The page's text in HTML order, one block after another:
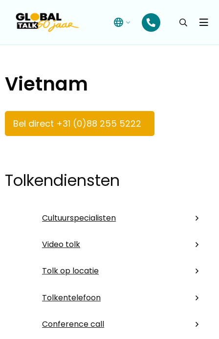
Open
Vietnam
Bel direct +31 (0)88 255 5222
Tolkendiensten
Cultuurspecialisten
Video tolk
Tolk op locatie
Tolkentelefoon
Conference call